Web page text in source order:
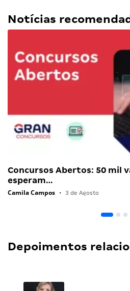
Notícias
Concursos Abertos: 50 mil
esperam…
Camila Campos • 3 de Agosto
Depoimentos